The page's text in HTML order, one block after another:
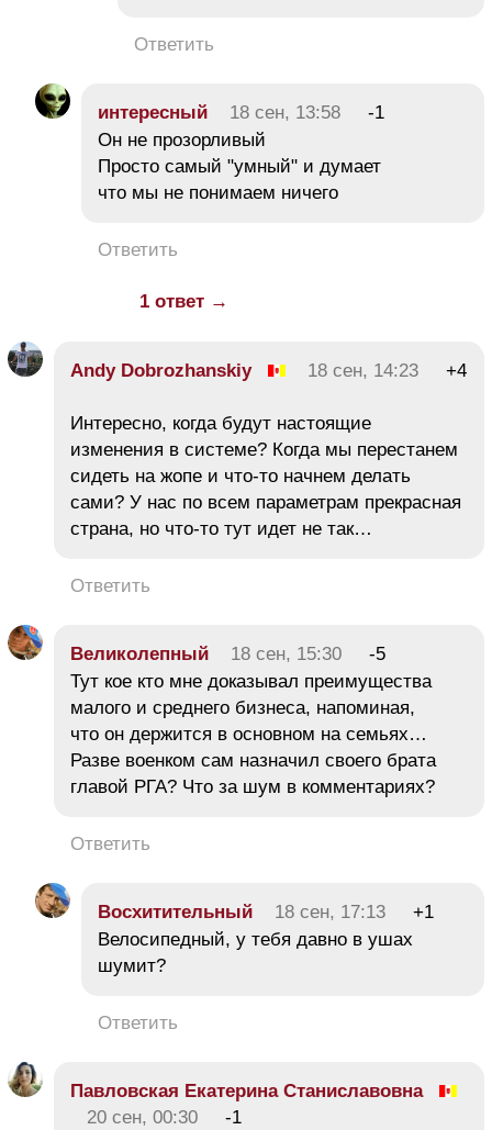
Ответить
интересный 18 сен, 13:58
-1
Он не прозорливый
Просто самый "умный" и думает
что мы не понимаем ничего
Ответить
1 ответ →
Andy Dobrozhanskiy 18 сен, 14:23 +4
Интересно, когда будут настоящие
изменения в системе? Когда мы перестанем
сидеть на жопе и что-то начнем делать
сами? У нас по всем параметрам прекрасная
страна, но что-то тут идет не так…
Ответить
Великолепный 18 сен, 15:30
-5
Тут кое кто мне доказывал преимущества
малого и среднего бизнеса, напоминая,
что он держится в основном на семьях…
Разве военком сам назначил своего брата
главой РГА? Что за шум в комментариях?
Ответить
Восхитительный 18 сен, 17:13
+1
Велосипедный, у тебя давно в ушах
шумит?
Ответить
Павловская Екатерина Станиславовна
20 сен, 00:30
-1